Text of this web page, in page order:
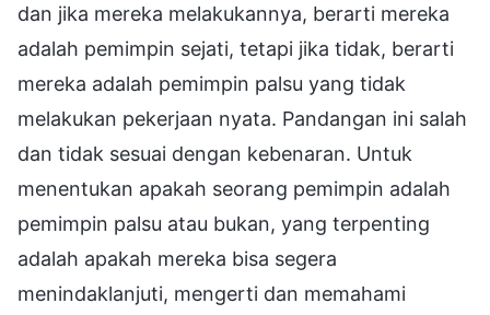
dan jika mereka melakukannya, berarti mereka
adalah pemimpin sejati, tetapi jika tidak, berarti
mereka adalah pemimpin palsu yang tidak
melakukan pekerjaan nyata. Pandangan ini salah
dan tidak sesuai dengan kebenaran. Untuk
menentukan apakah seorang pemimpin adalah
pemimpin palsu atau bukan, yang terpenting
adalah apakah mereka bisa segera
menindaklanjuti, mengerti dan memahami